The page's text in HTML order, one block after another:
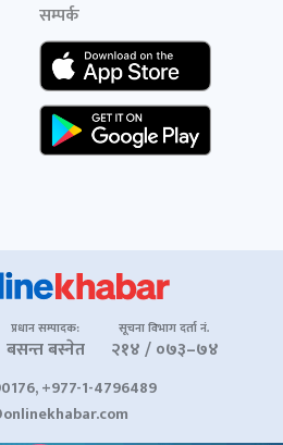
सम्पर्क
प्रधान सम्पादक:
बसन्त बस्नेत
सूचना विभाग दर्ता नं.
२१४ / ०७३–७४
+977-1-4796489